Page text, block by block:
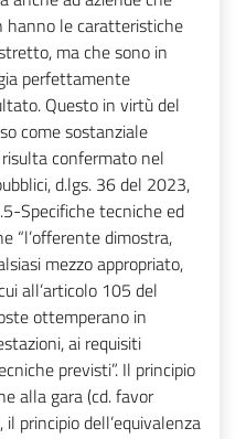
hanno le caratteristiche
ma che sono in
perfettamente
Questo in virtù del
come sostanziale
confermato nel
d.lgs. 36 del 2023,
Specifiche tecniche ed
“l’offerente dimostra,
mezzo appropriato,
all’articolo 105 del
ottemperano in
ai requisiti
previsti”. Il principio
alla gara (cd. favor
principio dell’equivalenza